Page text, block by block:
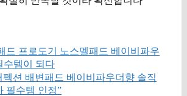
드 프로도기 노스멜패드 베이비파우
수템이 되다
펙션 배변패드 베이비파우더향 솔직
필수템 인정”